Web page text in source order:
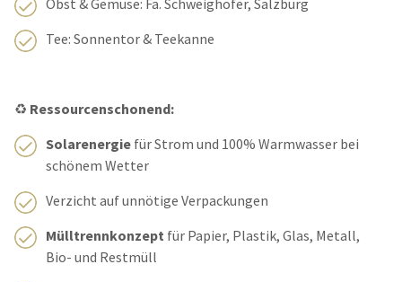
Obst & Gemüse: Fa. Schweighofer, Salzburg
Tee: Sonnentor & Teekanne
♻️ Ressourcenschonend:
Solarenergie für Strom und 100% Warmwasser bei
schönem Wetter
Verzicht auf unnötige Verpackungen
Mülltrennkonzept für Papier, Plastik, Glas, Metall,
Bio- und Restmüll